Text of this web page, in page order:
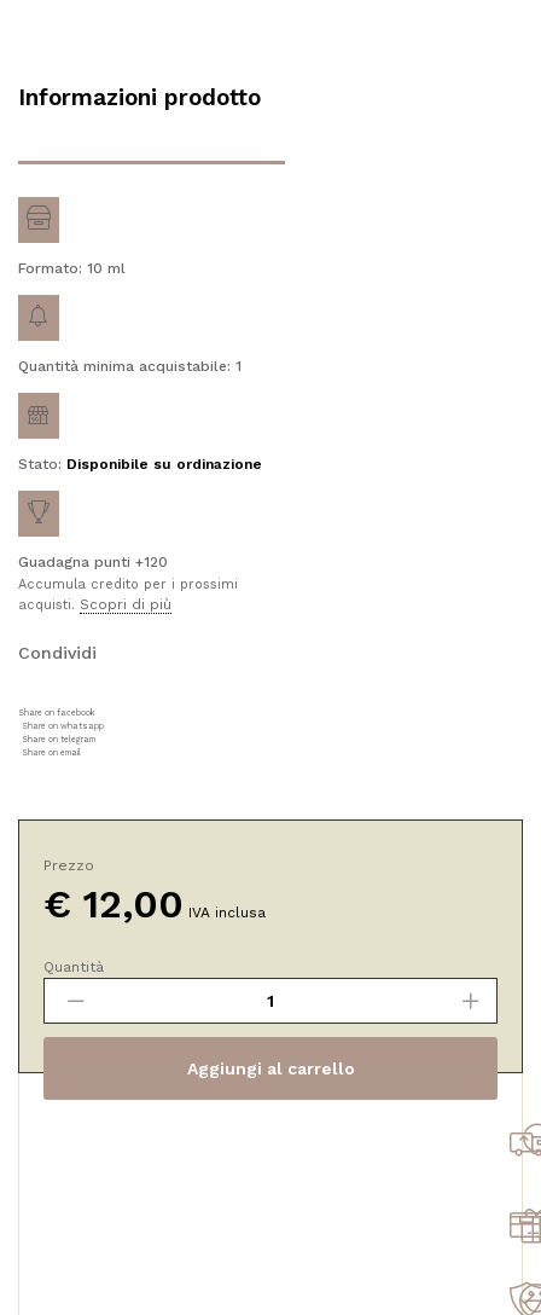
Informazioni prodotto
Formato: 10 ml
Quantità minima acquistabile: 1
Stato: Disponibile su ordinazione
Guadagna punti +120
Accumula credito per i prossimi
acquisti. Scopri di più
Condividi
Share on facebook
Share on whatsapp
Share on telegram
Share on email
Prezzo
€ 12,00 IVA inclusa
Olio
Essenziale
di
quantità
Quantità
Aggiungi al carrello